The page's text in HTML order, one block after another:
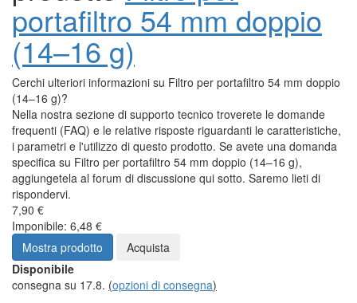
portafiltro 54 mm doppio
(14–16 g)
Cerchi ulteriori informazioni su Filtro per portafiltro 54 mm doppio
(14–16 g)?
Nella nostra sezione di supporto tecnico troverete le domande
frequenti (FAQ) e le relative risposte riguardanti le caratteristiche,
i parametri e l'utilizzo di questo prodotto. Se avete una domanda
specifica su Filtro per portafiltro 54 mm doppio (14–16 g),
aggiungetela al forum di discussione qui sotto. Saremo lieti di
rispondervi.
7,90 €
Imponibile: 6,48 €
Mostra prodotto
Acquista
Disponibile
consegna su 17.8. (opzioni di consegna)